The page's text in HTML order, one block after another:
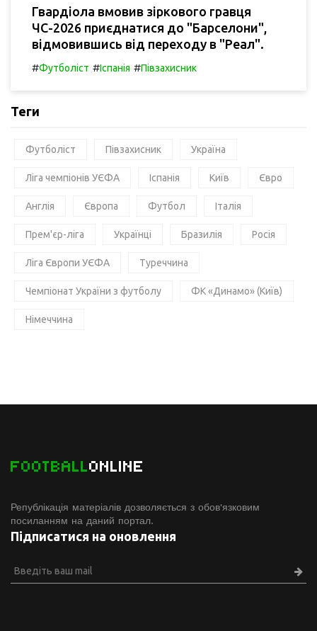
Гвардіола вмовив зіркового гравця
ЧС-2026 приєднатися до "Барселони",
відмовившись від переходу в "Реал".
#Футболіст #Іспанія #Півзахисник
Теги
Футболіст Півзахисник Україна
Ліга чемпіонів УЄФА Іспанія Київ Євро
Англія Європа Футбол Італія
Прем'єр-ліга Українці Бразилія Росія
Ліга Європи УЄФА Туреччина
Чемпіонат України з футболу ФК «Динамо» (Київ)
Німеччина
FOOTBALLONLINE
Републікація матеріалів дозволяється з обов'язковим
посиланням на даний портал.
Підписатися на оновлення